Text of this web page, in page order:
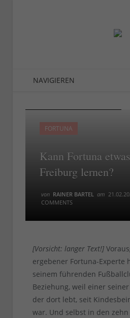
NAVIGIEREN
FORTUNA
Kann Fortuna
Freiburg lernen?
von RAINER BARTEL am
COMMENTS
[Vorsicht: langer Text!]
ergebener Fortuna-Experte
seinem führenden
Beziehung, weil einer
der dort lebt, seit
war. Und selbst in den